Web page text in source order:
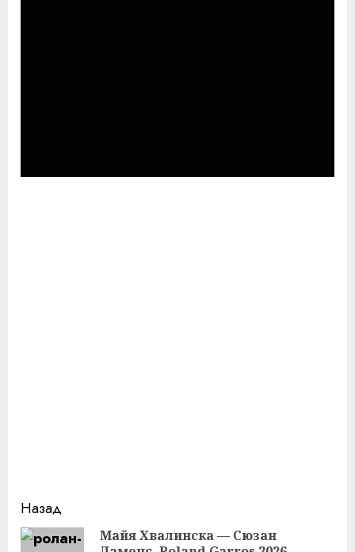
Продолжить
чтение
Назад
Майя Хвалинска — Сюзан